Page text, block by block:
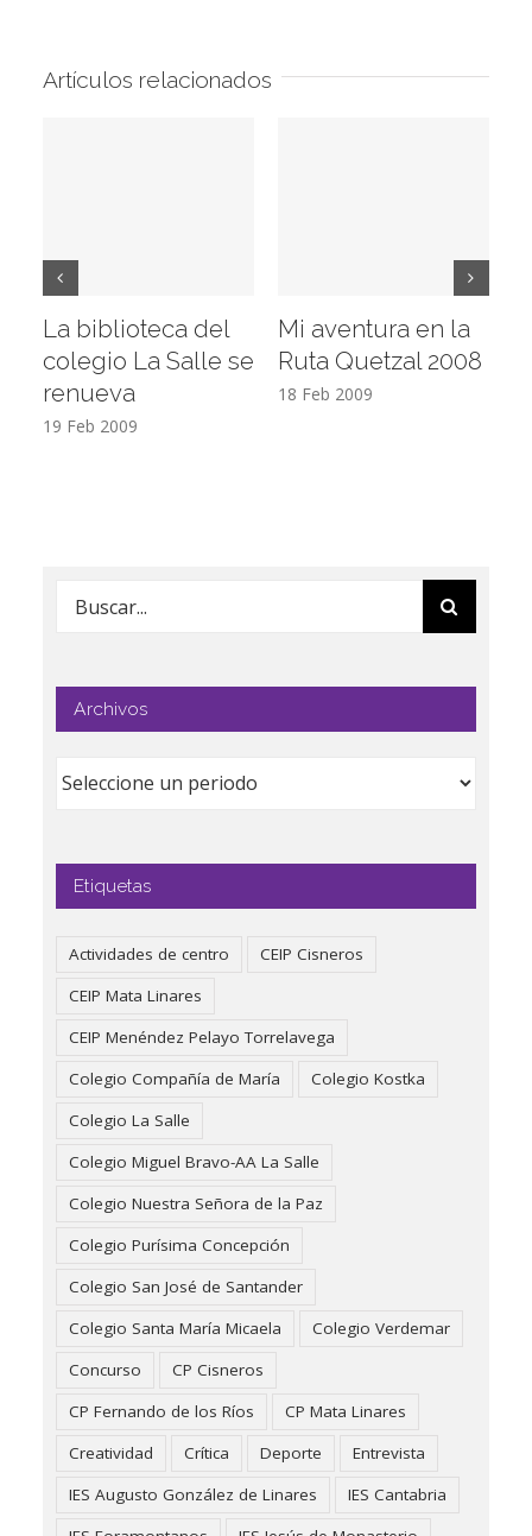
Artículos relacionados
La biblioteca del
colegio La Salle se
renueva
19 Feb 2009
Mi aventura en la
Ruta Quetzal 2008
18 Feb 2009
Buscar:
Archivos
Etiquetas
Actividades de centro
CEIP Cisneros
CEIP Mata Linares
CEIP Menéndez Pelayo Torrelavega
Colegio Compañía de María
Colegio Kostka
Colegio La Salle
Colegio Miguel Bravo-AA La Salle
Colegio Nuestra Señora de la Paz
Colegio Purísima Concepción
Colegio San José de Santander
Colegio Santa María Micaela
Colegio Verdemar
Concurso
CP Cisneros
CP Fernando de los Ríos
CP Mata Linares
Creatividad
Crítica Deporte
Entrevista
IES Augusto González de Linares
IES Cantabria